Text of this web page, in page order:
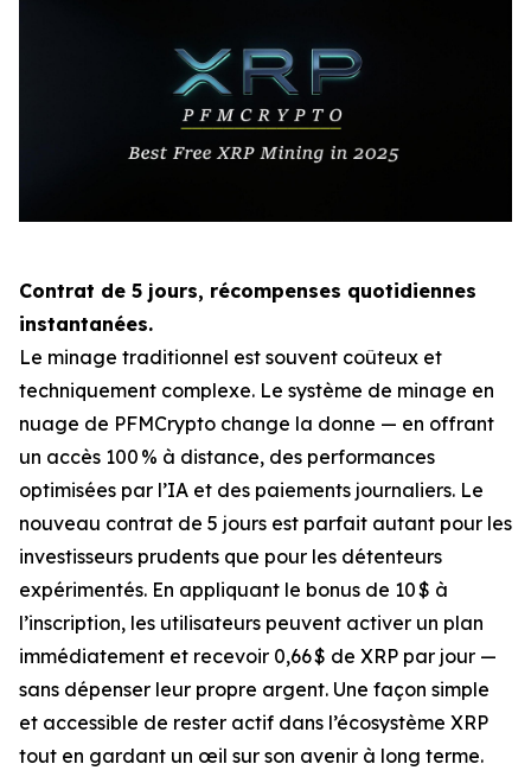
Contrat de 5 jours, récompenses quotidiennes
instantanées.
Le minage traditionnel est souvent coûteux et
techniquement complexe. Le système de minage en
nuage de PFMCrypto change la donne — en offrant
un accès 100 % à distance, des performances
optimisées par l’IA et des paiements journaliers. Le
nouveau contrat de 5 jours est parfait autant pour les
investisseurs prudents que pour les détenteurs
expérimentés. En appliquant le bonus de 10 $ à
l’inscription, les utilisateurs peuvent activer un plan
immédiatement et recevoir 0,66 $ de XRP par jour —
sans dépenser leur propre argent. Une façon simple
et accessible de rester actif dans l’écosystème XRP
tout en gardant un œil sur son avenir à long terme.